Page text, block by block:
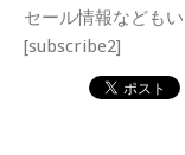
セール情報なども
[subscribe2]